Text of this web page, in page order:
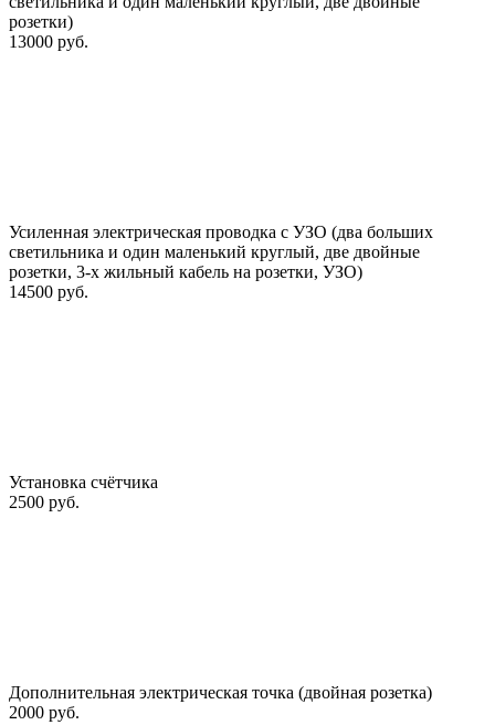
розетки)
13000 руб.
Усиленная электрическая проводка с УЗО (два больших
светильника и один маленький круглый, две двойные
розетки, 3-х жильный кабель на розетки, УЗО)
14500 руб.
Установка счётчика
2500 руб.
Дополнительная электрическая точка (двойная розетка)
2000 руб.